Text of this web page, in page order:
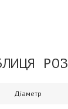
Діаметр